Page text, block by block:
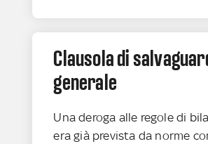
Clausola di
generale
Una deroga alle regole di
era già prevista da norme